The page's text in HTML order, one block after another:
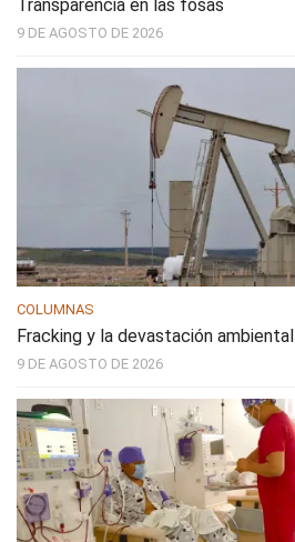
Transparencia en las fosas
9 DE AGOSTO DE 2026
COLUMNAS
Fracking y la devastación ambiental
9 DE AGOSTO DE 2026